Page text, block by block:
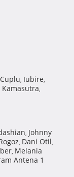
Cuplu, Iubire,
,
, Johnny
, Dani Otil,
, Melania
Antena 1